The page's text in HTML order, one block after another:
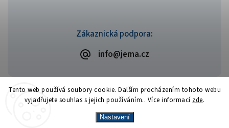
Tento web používá soubory cookie. Dalším procházením tohoto webu
vyjadřujete souhlas s jejich používáním.. Více informací zde.
Nastavení
Zákaznická podpora:
info@jema.cz
Copyright 2026JEMA.cz. Všechna práva vyhrazena.
VytvořilShoptet| Design